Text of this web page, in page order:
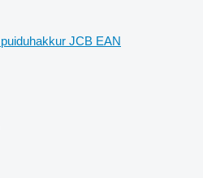
puiduhakkur JCB EAN